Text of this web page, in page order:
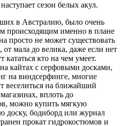
сезон белых акул.
в Австралию, было очень
происходящим именно в плане
просто не может существовать
от мала до велика, даже если нет
кататься кто на чем умеет.
кайтах с серфовыми досками,
на виндсерфинге, многие
веселиться на ближайший
вплоть до
можно купить мягкую
доску, бодиборд или журнал
прокат гидрокостюмов и